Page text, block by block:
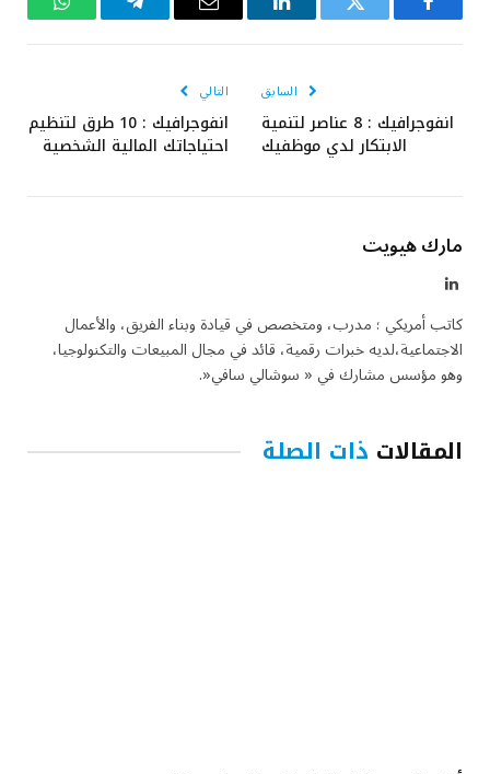
فيسبوك تويتر لينكدإن
البريد
تيلقرام واتساب
السابق
انفوجرافيك : 8 عناصر لتنمية
الابتكار لدي موظفيك
التالي
انفوجرافيك : 10 طرق لتنظيم
احتياجاتك المالية الشخصية
مارك هيويت
لينكدإن
كاتب أمريكي ؛ مدرب، ومتخصص في قيادة وبناء الفريق، والأعمال
الاجتماعية،لديه خبرات رقمية، قائد في مجال المبيعات والتكنولوجيا،
وهو مؤسس مشارك في « سوشالي سافي«.
المقالات ذات الصلة